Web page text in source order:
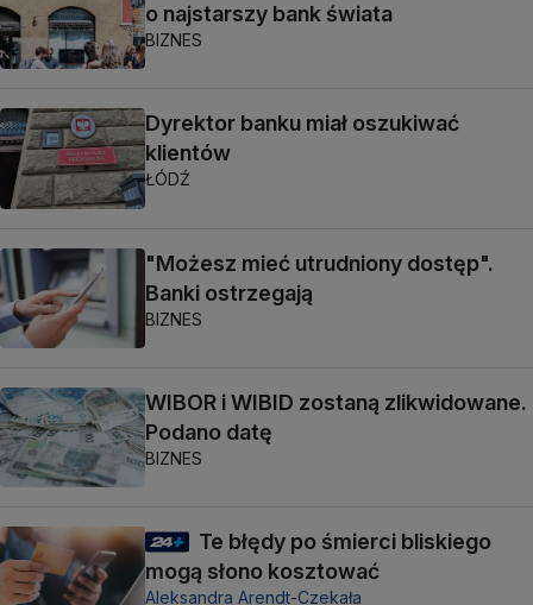
o najstarszy bank świata
BIZNES
Dyrektor banku miał oszukiwać
klientów
ŁÓDŹ
"Możesz mieć utrudniony dostęp".
Banki ostrzegają
BIZNES
WIBOR i WIBID zostaną zlikwidowane.
Podano datę
BIZNES
Te błędy po śmierci bliskiego
mogą słono kosztować
Aleksandra Arendt-Czekała